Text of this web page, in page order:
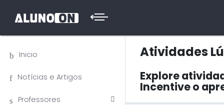
Inicio
Notícias e Artigos
Professores
Atividades
Explore
Incentive o